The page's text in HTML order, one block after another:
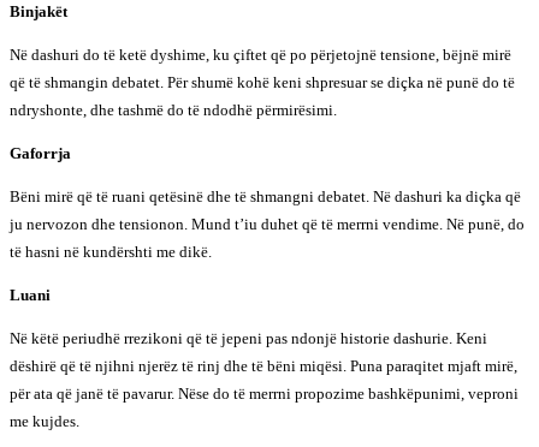
Binjakët
Në dashuri do të ketë dyshime, ku çiftet që po përjetojnë tensione, bëjnë mirë
që të shmangin debatet. Për shumë kohë keni shpresuar se diçka në punë do të
ndryshonte, dhe tashmë do të ndodhë përmirësimi.
Gaforrja
Bëni mirë që të ruani qetësinë dhe të shmangni debatet. Në dashuri ka diçka që
ju nervozon dhe tensionon. Mund t’iu duhet që të merrni vendime. Në punë, do
të hasni në kundërshti me dikë.
Luani
Në këtë periudhë rrezikoni që të jepeni pas ndonjë historie dashurie. Keni
dëshirë që të njihni njerëz të rinj dhe të bëni miqësi. Puna paraqitet mjaft mirë,
për ata që janë të pavarur. Nëse do të merrni propozime bashkëpunimi, veproni
me kujdes.